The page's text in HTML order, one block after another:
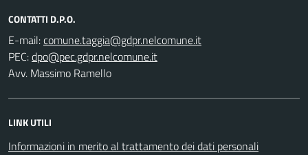
CONTATTI D.P.O.
E-mail:
PEC:
Avv. Massimo Ramello
LINK UTILI
Informazioni in merito al trattamento dei dati personali